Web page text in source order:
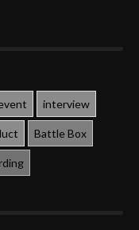
interview
Battle Box